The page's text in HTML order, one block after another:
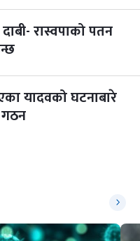
रास्वपाको पतन
यादवको घटनाबारे
गठन